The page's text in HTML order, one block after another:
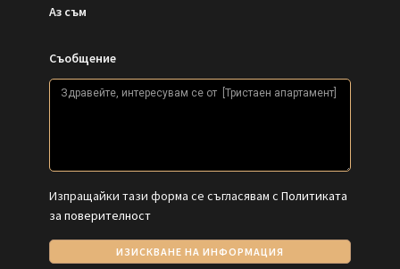
Аз съм
Съобщение
Изпращайки тази форма се съгласявам с Политиката
за поверителност
ИЗИСКВАНЕ НА ИНФОРМАЦИЯ